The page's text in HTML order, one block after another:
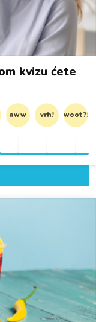
kvizu ćete
aww vrh! woot?!